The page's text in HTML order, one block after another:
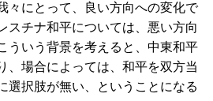
々にとって、良い方向への変化で
スチナ和平については、悪い方向
ういう背景を考えると、中東和平
、場合によっては、和平を双方当
選択肢が無い、ということになる